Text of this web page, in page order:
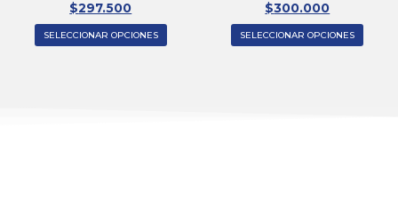
$297.500
SELECCIONAR OPCIONES
$300.000
SELECCIONAR OPCIONES